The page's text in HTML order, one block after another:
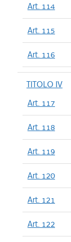
Art. 114
Art. 115
Art. 116
TITOLO IV
Art. 117
Art. 118
Art. 119
Art. 120
Art. 121
Art. 122